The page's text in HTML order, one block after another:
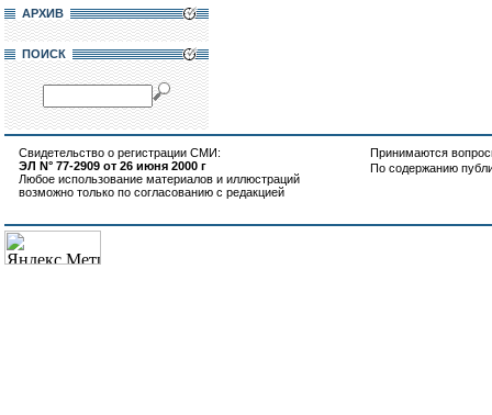
АРХИВ
ПОИСК
Свидетельство о регистрации СМИ:
ЭЛ N° 77-2909 от 26 июня 2000 г
Любое использование материалов и иллюстраций
возможно только по согласованию с редакцией
Принимаются
По содержанию